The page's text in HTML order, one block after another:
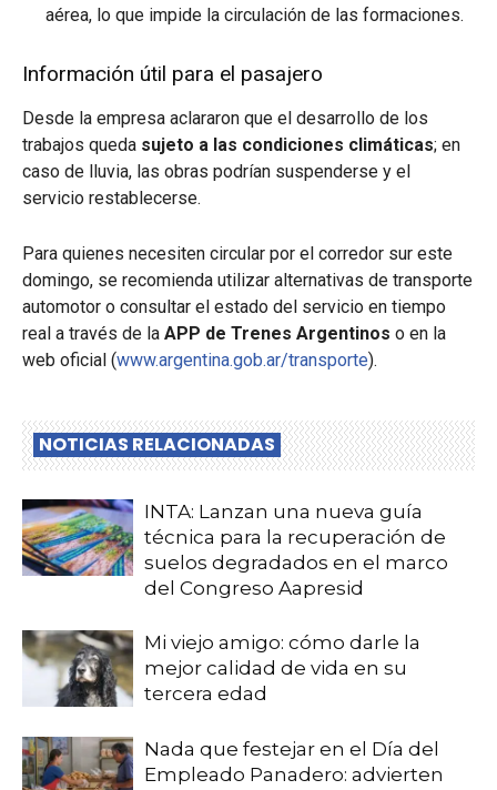
aérea, lo que impide la circulación de las formaciones.
Información útil para el pasajero
Desde la empresa aclararon que el desarrollo de los
trabajos queda sujeto a las condiciones climáticas; en
caso de lluvia, las obras podrían suspenderse y el
servicio restablecerse.
Para quienes necesiten circular por el corredor sur este
domingo, se recomienda utilizar alternativas de transporte
automotor o consultar el estado del servicio en tiempo
real a través de la APP de Trenes Argentinos o en la
web oficial (www.argentina.gob.ar/transporte).
NOTICIAS RELACIONADAS
INTA: Lanzan una nueva guía
técnica para la recuperación de
suelos degradados en el marco
del Congreso Aapresid
Mi viejo amigo: cómo darle la
mejor calidad de vida en su
tercera edad
Nada que festejar en el Día del
Empleado Panadero: advierten